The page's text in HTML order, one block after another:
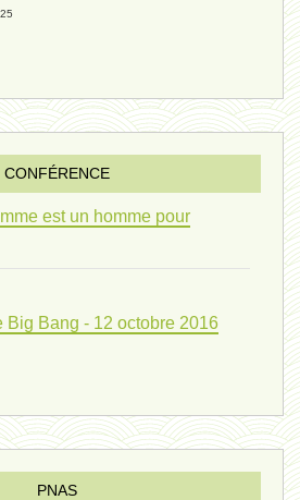
*
2024 *
CONFÉRENCE
est un homme pour
Big Bang - 12 octobre 2016
PNAS